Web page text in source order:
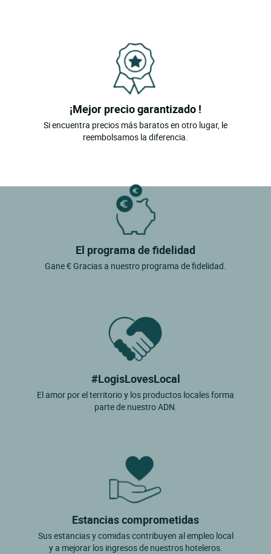
¡Mejor precio garantizado !
Si encuentra precios más baratos en otro lugar, le
reembolsamos la diferencia.
El programa de fidelidad
Gane € Gracias a nuestro programa de fidelidad.
#LogisLovesLocal
El amor por el territorio y los productos locales forma
parte de nuestro ADN.
Estancias comprometidas
Sus estancias y comidas contribuyen al empleo local
y a mejorar los ingresos de nuestros hoteleros.